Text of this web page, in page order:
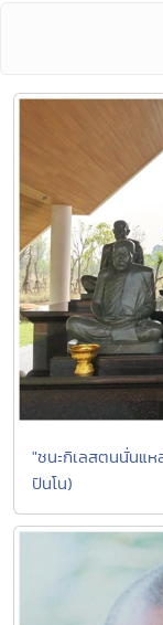
"ชนะกิเลสตนนั่นแ
ปันโน)